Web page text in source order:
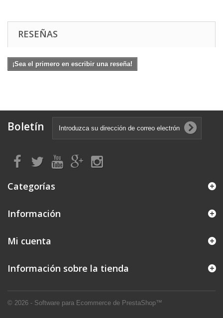
RESEÑAS
¡Sea el primero en escribir una reseña!
Boletín
Categorías
Información
© 2026 - Software para Ecommerce de PrestaShop™
Mi cuenta
Información sobre la tienda